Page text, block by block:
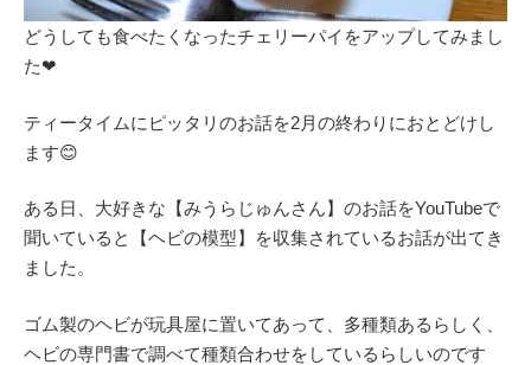
どうしても食べたくなったチェリーパイをアップしてみまし
た❤
ティータイムにピッタリのお話を2月の終わりにおとどけし
ます😊
ある日、大好きな【みうらじゅんさん】のお話をYouTubeで
聞いていると【ヘビの模型】を収集されているお話が出てき
ました。
ゴム製のヘビが玩具屋に置いてあって、多種類あるらしく、
ヘビの専門書で調べて種類合わせをしているらしいのです